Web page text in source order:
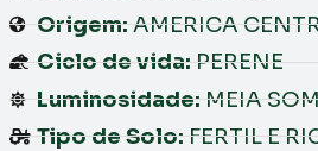
Origem: AMERICA
Ciclo de vida: PERENE
Luminosidade: MEIA
Tipo de Solo: FERTIL E